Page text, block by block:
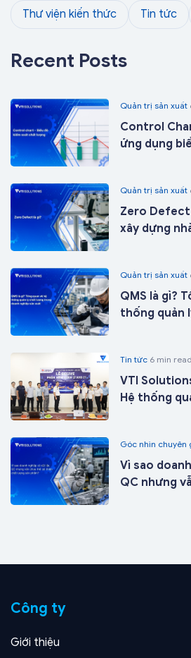
Thư viện kiến thức Tin tức
Recent Posts
Quản trị sản xuất
Control
ứng dụng
Quản trị sản xuất
Zero Defect
xây dựng
Quản trị sản xuất
QMS là gì?
thống quản
Tin tức 6 min
VTI
Hệ thống
ngày triển
Góc nhìn chuyên
Vì sao
QC nhưng
Công ty
Giới thiệu